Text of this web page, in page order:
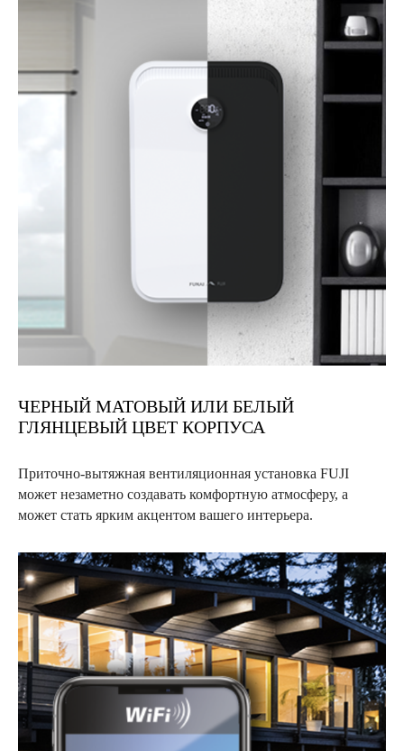
ЧЕРНЫЙ МАТОВЫЙ ИЛИ БЕЛЫЙ
ГЛЯНЦЕВЫЙ ЦВЕТ КОРПУСА
Приточно-вытяжная вентиляционная установка FUJI
может незаметно создавать комфортную атмосферу, а
может стать ярким акцентом вашего интерьера.